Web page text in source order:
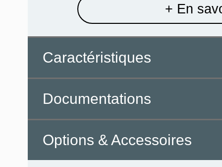
+ En
Caractéristiques
Documentations
Options & Accessoires